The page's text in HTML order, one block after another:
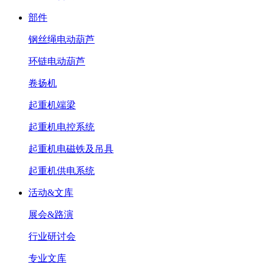
部件
钢丝绳电动葫芦
环链电动葫芦
卷扬机
起重机端梁
起重机电控系统
起重机电磁铁及吊具
起重机供电系统
活动&文库
展会&路演
行业研讨会
专业文库